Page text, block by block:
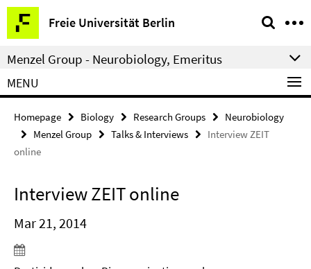
Springe
direkt
zu
Inhalt
Freie Universität Berlin
Service
Navigation
Menzel Group - Neurobiology, Emeritus
MENU
Homepage Biology Research Groups
Neurobiology
Menzel Group
Talks & Interviews
Interview ZEIT
online
Interview ZEIT online
Mar 21, 2014